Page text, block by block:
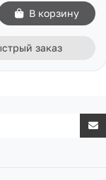
В корзину
заказ